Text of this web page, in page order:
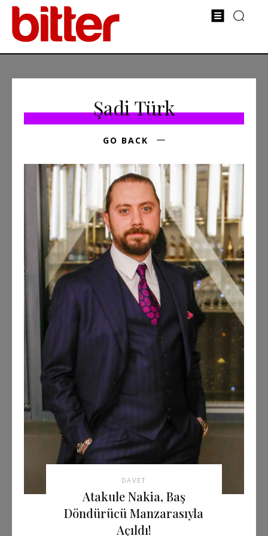
Şadi Türk
GO BACK
DAVET
Atakule Nakia, Baş
Döndürücü Manzarasıyla
Açıldı!